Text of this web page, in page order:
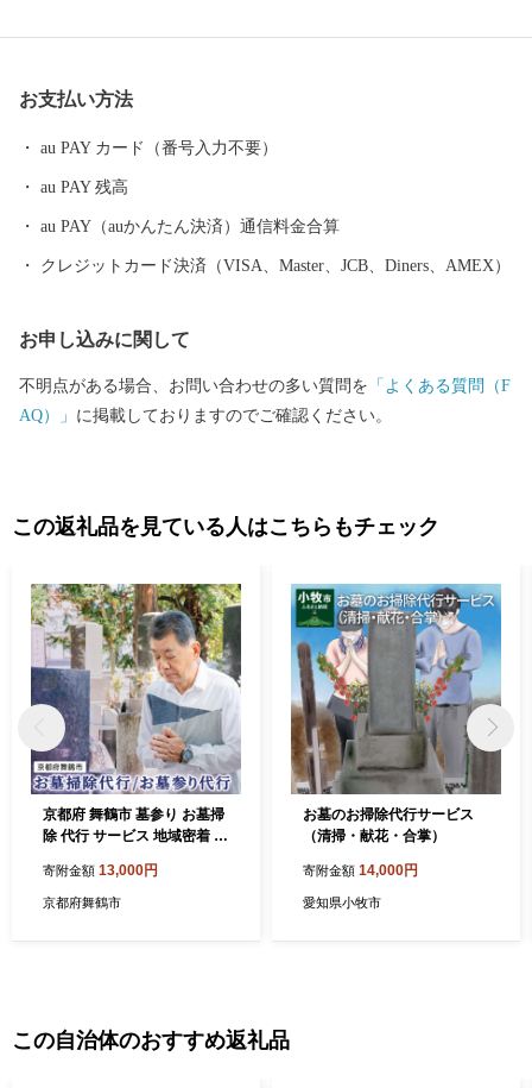
年を迎える源泉かけ流しの自慢の温泉「妹背牛温泉ペペル」、道
内でも数少ない屋内カーリング専用施設「妹背牛町カーリングホ
ど、皆さん方にご利用いだきたい施設も多数ございますので、一
度当町へお越しいただけると幸いです。
お支払い方法
au PAY カード（番号入力不要）
au PAY 残高
au PAY（auかんたん決済）通信料金合算
クレジットカード決済（VISA、Master、JCB、Diners、AMEX）
お申し込みに関して
不明点がある場合、お問い合わせの多い質問を 「よくある質問（F
AQ）」 に掲載しておりますのでご確認ください。
この返礼品を見ている人はこちらもチェック
京都府 舞鶴市 墓参り お墓掃
除 代行 サービス 地域密着 墓
草むしり 墓地 ご挨拶 お盆 お
彼岸 よろず屋おおきに
寄附金額 13,000円
京都府舞鶴市
お墓のお掃除代行サービス
（清掃・献花・合掌）
寄附金額 14,000円
愛知県小牧市
この自治体のおすすめ返礼品